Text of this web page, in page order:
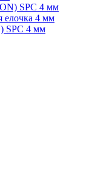
SPC 4 мм
елочка 4 мм
SPC 4 мм